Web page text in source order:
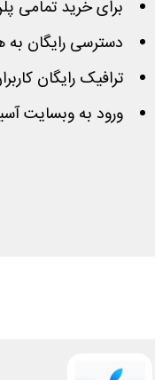
برای خرید تمامی
دسترسی رایگان به
ترافیک رایگان
ورود به وبسایت